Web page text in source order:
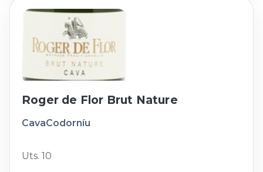
Roger de Flor Brut Nature
CavaCodorníu
Uts. 10